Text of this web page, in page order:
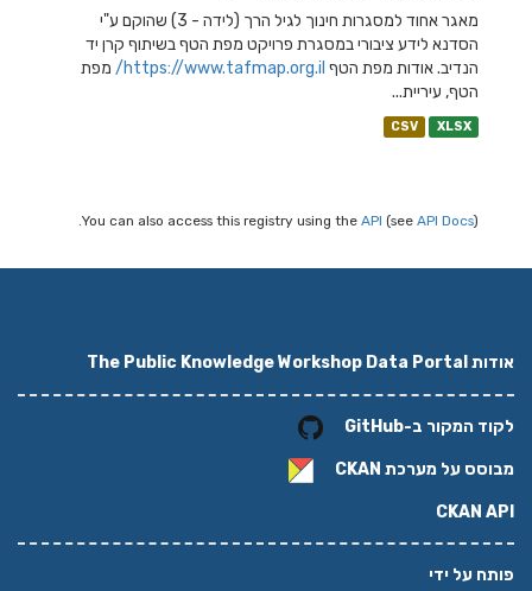
מאגר אחוד למסגרות חינוך לגיל הרך (לידה - 3) שהוקם ע"י
הסדנא לידע ציבורי במסגרת פרויקט מפת הטף בשיתוף קרן יד
הנדיב. אודות מפת הטף https://www.tafmap.org.il/
מפת
הטף, עיריית...
CSV XLSX
You can also access this registry using the API (see API Docs).
אודות The Public Knowledge Workshop Data Portal
לקוד המקור ב-GitHub
מבוסס על מערכת CKAN
CKAN API
פותח על ידי